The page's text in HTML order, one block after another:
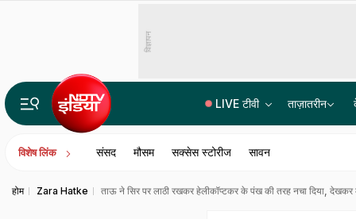
विज्ञापन
LIVE टीवी ताज़ातरीन
विशेष लिंक संसद मौसम सक्सेस स्टोरीज सावन
होम Zara Hatke ताऊ ने सिर पर लाठी रखकर हेलीकॉप्टकर के पंख की तरह नचा दिया,